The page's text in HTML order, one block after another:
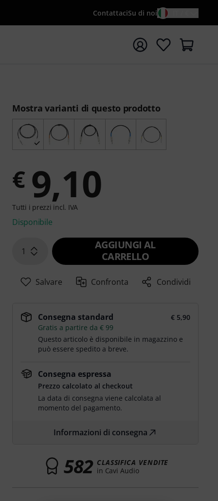
ContattaciSu di noi
la ricerca con il termine di ricerca {searchTerm}
Mostra varianti di questo prodotto
€ 9,10
Tutti i prezzi incl. IVA
Disponibile
1
AGGIUNGI AL
CARRELLO
Salvare Confronta Condividi
Consegna standard
€ 5,90
Gratis a partire da € 99
Questo articolo è disponibile in magazzino e
può essere spedito a breve.
Consegna espressa
Prezzo calcolato al checkout
La data di consegna viene calcolata al
momento del pagamento.
Informazioni di consegna
582 CLASSIFICA VENDITE
in Cavi Audio